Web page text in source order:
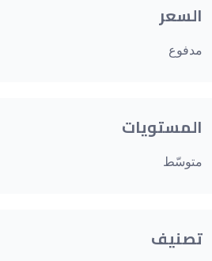
السعر
مدفوع
المستويات
متوسّط
تصنيف